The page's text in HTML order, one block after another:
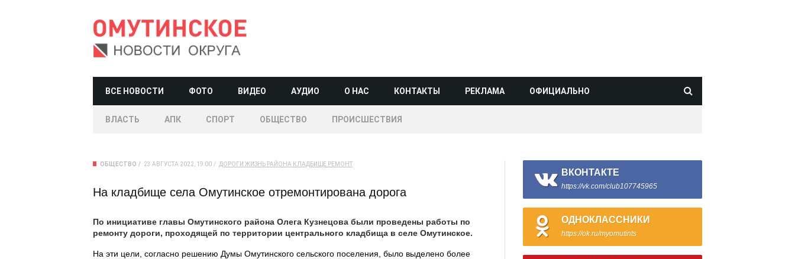
ВСЕ НОВОСТИ ФОТО ВИДЕО АУДИО О НАС КОНТАКТЫ РЕКЛАМА ОФИЦИАЛЬНО
ВЛАСТЬ АПК СПОРТ ОБЩЕСТВО ПРОИСШЕСТВИЯ
ОБЩЕСТВО 23 АВГУСТА 2022, 19:00 ДОРОГИ ЖИЗНЬ РАЙОНА КЛАДБИЩЕ РЕМОНТ
На кладбище села Омутинское отремонтирована дорога
По инициативе главы Омутинского района Олега Кузнецова были проведены работы по
ремонту дороги, проходящей по территории центрального кладбища в селе Омутинское.
На эти цели, согласно решению Думы Омутинского сельского поселения, было выделено более
ВКОНТАКТЕ
https://vk.com/club107745965
ОДНОКЛАССНИКИ
https://ok.ru/myomutints